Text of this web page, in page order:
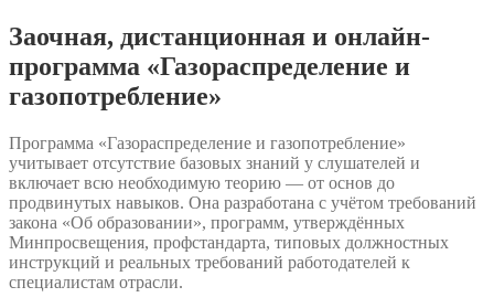
Заочная, дистанционная и онлайн-
программа «Газораспределение и
газопотребление»
Программа «Газораспределение и газопотребление»
учитывает отсутствие базовых знаний у слушателей и
включает всю необходимую теорию — от основ до
продвинутых навыков. Она разработана с учётом требований
закона «Об образовании», программ, утверждённых
Минпросвещения, профстандарта, типовых должностных
инструкций и реальных требований работодателей к
специалистам отрасли.